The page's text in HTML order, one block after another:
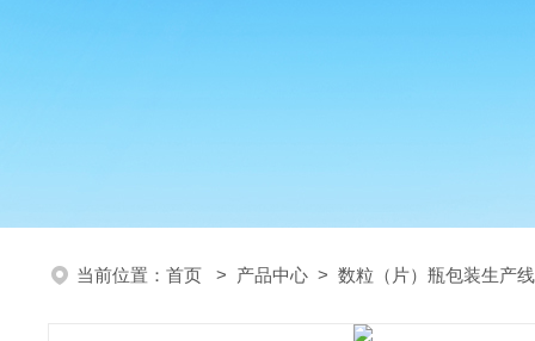
当前位置： 首页 > 产品中心 > 数粒（片）瓶包装生产线